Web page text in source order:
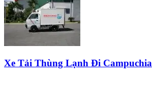
Xe Tải Thùng Lạnh Đi Campuchia